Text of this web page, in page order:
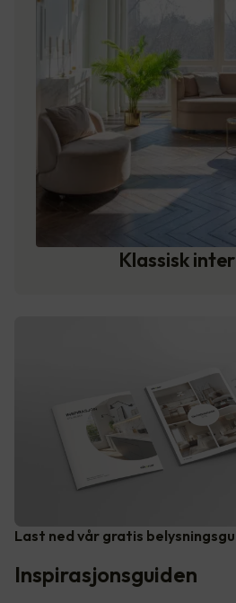
Klassisk
Last ned vår gratis
Inspirasjonsguiden